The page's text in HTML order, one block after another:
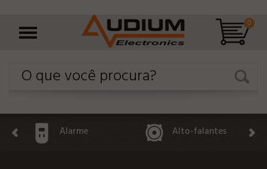
0
Alarme Alto-falantes